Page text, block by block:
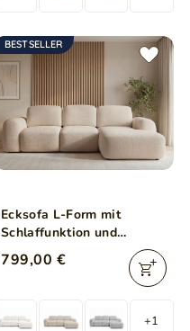
BESTSELLER
Ecksofa L-Form mit
Schlaffunktion und
Bettkasten Avelin Rechts
Beige
799,00 €
+1